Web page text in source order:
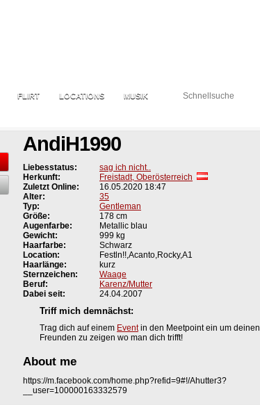
FLIRT LOCATIONS MUSIK
AndiH1990
Liebesstatus:
sag ich nicht..
Herkunft:
Freistadt, Oberösterreich
Zuletzt Online:
16.05.2020 18:47
Alter:
35
Typ:
Gentleman
Größe:
178 cm
Augenfarbe:
Metallic blau
Gewicht:
999 kg
Haarfarbe:
Schwarz
Location:
Festln!!,Acanto,Rocky,A1
Haarlänge:
kurz
Sternzeichen:
Waage
Beruf:
Karenz/Mutter
Dabei seit:
24.04.2007
Triff mich demnächst:
Trag dich auf einem Eventin den Meetpoint ein um deinen
Freunden zu zeigen wo man dich trifft!
About me
https://m.facebook.com/home.php?refid=9#!/Ahutter3?
__user=100000163332579